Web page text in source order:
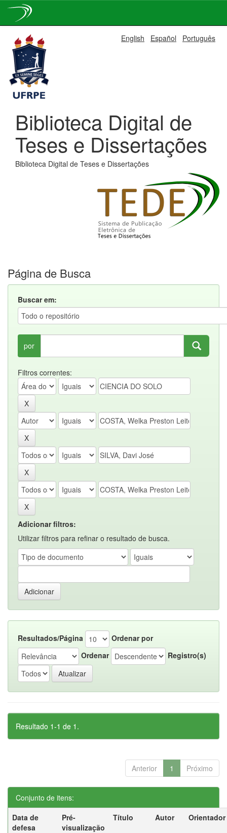
navigation
English Español Português
Biblioteca Digital de
Teses e Dissertações
Biblioteca Digital de Teses e Dissertações
Página de Busca
Buscar em:
por
Filtros correntes:
Adicionar filtros:
Utilizar filtros para refinar o resultado de busca.
Resultados/Página
Ordenar por
Ordenar
Registro(s)
Resultado 1-1 de 1.
Anterior 1 Próximo
Conjunto de itens:
Data de
defesa
Pré-
visualização
Título Autor Orientador